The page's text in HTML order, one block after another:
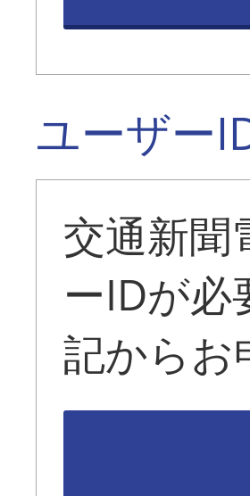
ユーザー
交通新聞
ーIDが
記からお